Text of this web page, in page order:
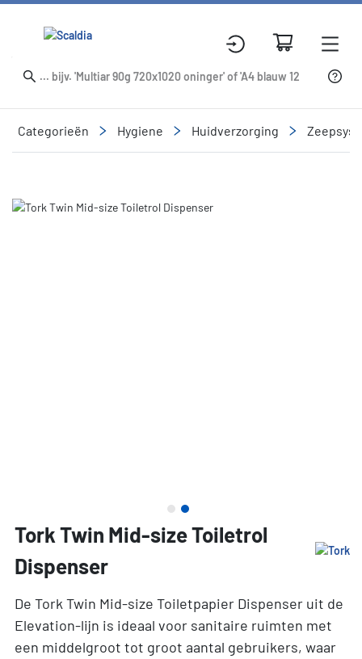
Categorieën Hygiene Huidverzorging
Slide 2 of 2
Tork Twin Mid-size Toiletrol
Dispenser
De Tork Twin Mid-size Toiletpapier Dispenser uit de
Elevation-lijn is ideaal voor sanitaire ruimten met
een middelgroot tot groot aantal gebruikers, waar